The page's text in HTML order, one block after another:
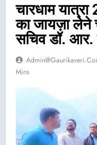
चारधाम
का जायज़ा लेने
सचिव डॉ. आर.
Mins